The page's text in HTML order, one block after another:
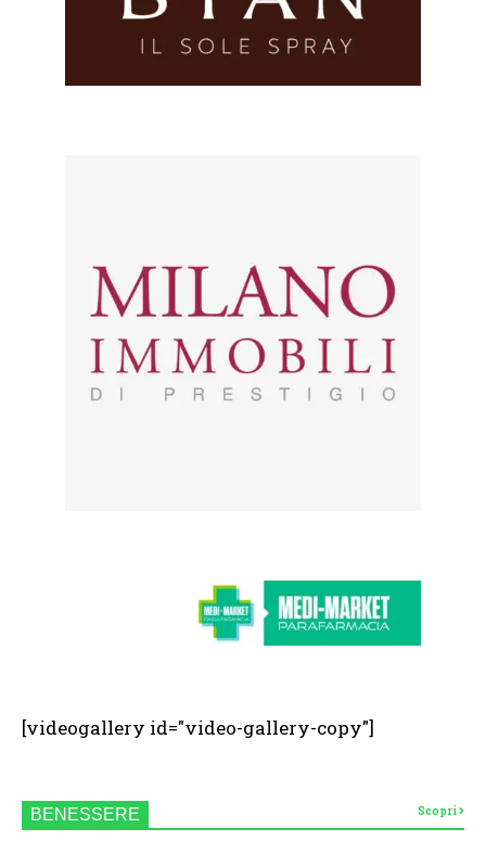
[videogallery id="video-gallery-copy"]
BENESSERE Scopri